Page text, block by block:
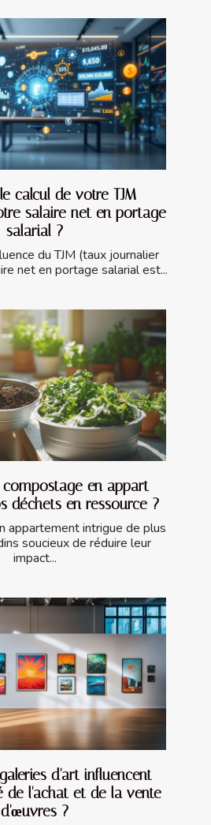
calcul de votre TJM
salaire net en portage
salarial ?
du TJM (taux journalier
net en portage salarial est...
en appart
déchets en ressource ?
appartement intrigue de plus
soucieux de réduire leur
impact...
d'art influencent-
de l'achat et de la vente
d'œuvres ?